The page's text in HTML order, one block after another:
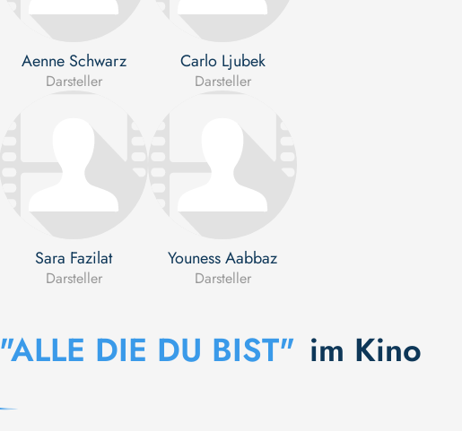
Aenne Schwarz
Darsteller
Carlo Ljubek
Darsteller
Sara Fazilat
Darsteller
Youness Aabbaz
Darsteller
"ALLE DIE DU BIST" im Kino